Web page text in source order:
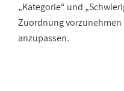
„Kategorie“ und
Zuordnung
anzupassen.